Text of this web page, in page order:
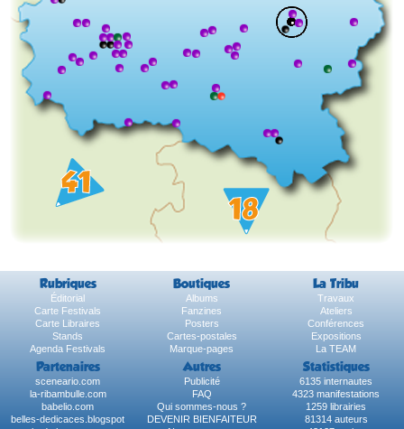
Rubriques Boutiques La Tribu
Éditorial Albums
Travaux
Carte Festivals
Fanzines
Ateliers
Carte Libraires
Posters
Conférences
Stands
Cartes-postales
Expositions
Agenda Festivals
Marque-pages La TEAM
Partenaires Autres Statistiques
sceneario.com Publicité
6135 internautes
la-ribambulle.com
FAQ
4323 manifestations
babelio.com
Qui sommes-nous ?
1259 librairies
belles-dedicaces.blogspot
DEVENIR BIENFAITEUR
81314 auteurs